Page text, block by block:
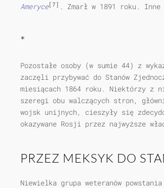
Ameryce[7] . Zmarł w 1891 roku.
*
Pozostałe osoby (w sumie 44) z
zaczęli przybywać do Stanów
miesiącach 1864 roku. Niektórzy z
szeregi obu walczących stron,
wojsk unijnych, cieszyły się
okazywane Rosji przez najwyższe
PRZEZ MEKSYK DO
Niewielka grupa weteranów